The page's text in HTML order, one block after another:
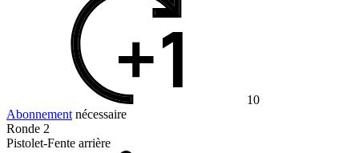
10
Abonnement nécessaire
Ronde 2
Pistolet-Fente arrière